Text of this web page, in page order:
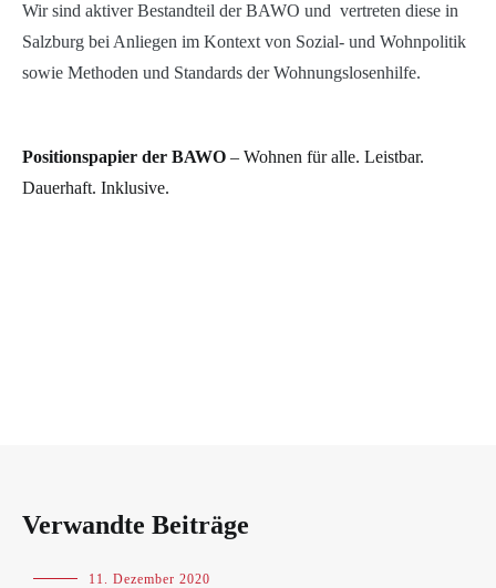
Wir sind aktiver Bestandteil der BAWO und vertreten diese in
Salzburg bei Anliegen im Kontext von Sozial- und Wohnpolitik
sowie Methoden und Standards der Wohnungslosenhilfe.
Positionspapier der BAWO – Wohnen für alle. Leistbar.
Dauerhaft. Inklusive.
Verwandte Beiträge
Blog ,
11. Dezember 2020